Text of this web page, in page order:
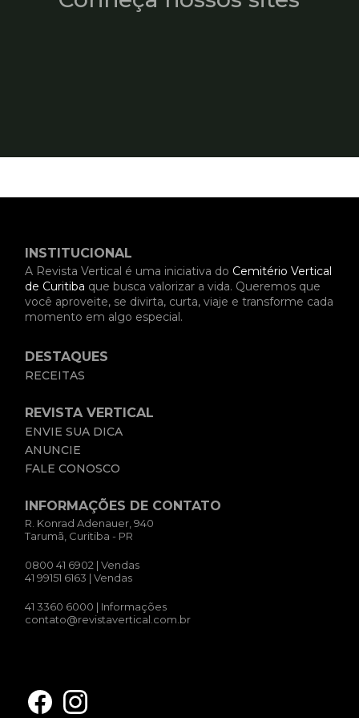
INSTITUCIONAL
A Revista Vertical é uma iniciativa do Cemitério Vertical
de Curitiba que busca valorizar a vida. Queremos que
você aproveite, se divirta, curta, viaje e transforme cada
momento em algo especial.
DESTAQUES
RECEITAS
REVISTA VERTICAL
ENVIE SUA DICA
ANUNCIE
FALE CONOSCO
INFORMAÇÕES DE CONTATO
R. Konrad Adenauer, 940
Tarumã, Curitiba - PR
0800 41 6902 | Vendas
41 99151 6163 | Vendas
41 3360 6000 | Informações
contato@revistavertical.com.br